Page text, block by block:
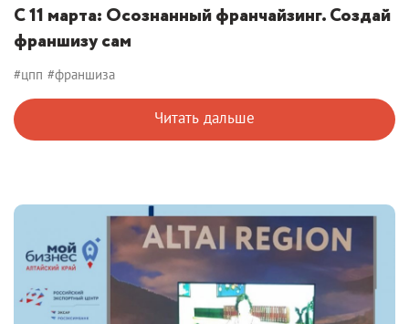
С 11 марта: Осознанный франчайзинг. Создай
франшизу сам
#цпп #франшиза
Читать дальше